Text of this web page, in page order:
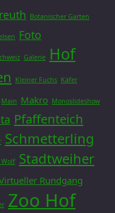
Botanischer Garten
Foto
Galerie Hof
Kleiner Fuchs Käfer
Main Makro Monoslideshow
Pfaffenteich
Schmetterling
Stadtweiher
Rundgang
Zoo Hof